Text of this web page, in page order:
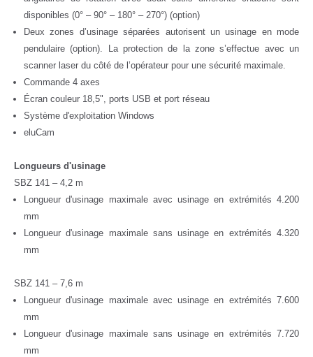
disponibles (0° – 90° – 180° – 270°) (option)
Deux zones d’usinage séparées autorisent un usinage en mode
pendulaire (option). La protection de la zone s’effectue avec un
scanner laser du côté de l’opérateur pour une sécurité maximale.
Commande 4 axes
Écran couleur 18,5", ports USB et port réseau
Système d'exploitation Windows
eluCam
Longueurs d'usinage
SBZ 141 – 4,2 m
Longueur d'usinage maximale avec usinage en extrémités 4.200
mm
Longueur d'usinage maximale sans usinage en extrémités 4.320
mm
SBZ 141 – 7,6 m
Longueur d'usinage maximale avec usinage en extrémités 7.600
mm
Longueur d'usinage maximale sans usinage en extrémités 7.720
mm